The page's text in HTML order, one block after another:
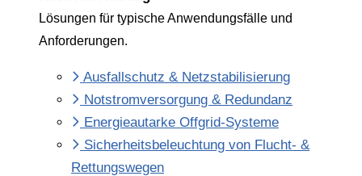
Lösungen für typische Anwendungsfälle und
Anforderungen.
Ausfallschutz & Netzstabilisierung
Notstromversorgung & Redundanz
Energieautarke Offgrid-Systeme
Sicherheitsbeleuchtung von Flucht- &
Rettungswegen